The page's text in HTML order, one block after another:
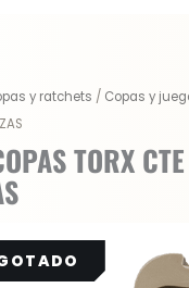
y ratchets / Copas y
TORX